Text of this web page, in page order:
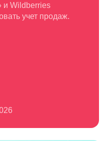
и Wildberries
учет продаж.